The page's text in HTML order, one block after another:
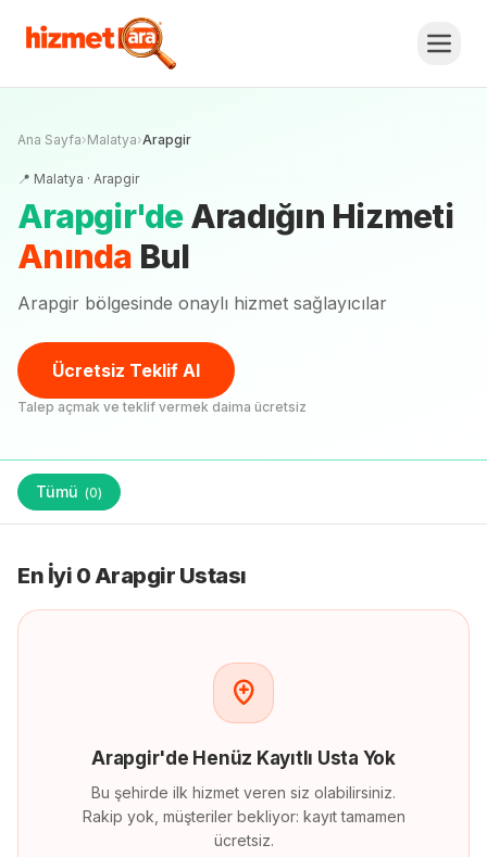
Ana Sayfa›Malatya›Arapgir
📍 Malatya · Arapgir
Arapgir'de Aradığın Hizmeti
Anında Bul
Arapgir bölgesinde onaylı hizmet sağlayıcılar
Ücretsiz Teklif Al
Talep açmak ve teklif vermek daima ücretsiz
Tümü (0)
En İyi 0 Arapgir Ustası
Arapgir'de Henüz Kayıtlı Usta Yok
Bu şehirde ilk hizmet veren siz olabilirsiniz.
Rakip yok, müşteriler bekliyor: kayıt tamamen
ücretsiz.